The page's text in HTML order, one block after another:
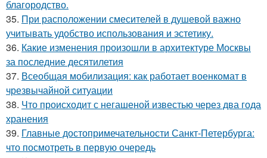
благородство.
35. При расположении смесителей в душевой важно
учитывать удобство использования и эстетику.
36. Какие изменения произошли в архитектуре Москвы
за последние десятилетия
37. Всеобщая мобилизация: как работает военкомат в
чрезвычайной ситуации
38. Что происходит с негашеной известью через два года
хранения
39. Главные достопримечательности Санкт-Петербурга:
что посмотреть в первую очередь